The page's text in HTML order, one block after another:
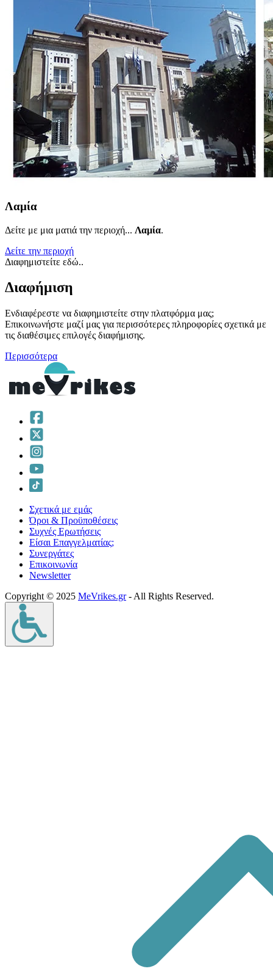
Λαμία
Δείτε με μια ματιά την περιοχή... Λαμία.
Δείτε την περιοχή
Διαφημιστείτε εδώ..
Διαφήμιση
Ενδιαφέρεστε να διαφημιστείτε στην πλατφόρμα μας;
Επικοινωνήστε μαζί μας για περισσότερες πληροφορίες σχετικά με
τις διαθέσιμες επιλογές διαφήμισης.
Περισσότερα
Σχετικά με εμάς
Όροι & Προϋποθέσεις
Συχνές Ερωτήσεις
Είσαι Επαγγελματίας;
Συνεργάτες
Επικοινωνία
Νewsletter
Copyright © 2025 MeVrikes.gr- All Rights Reserved.